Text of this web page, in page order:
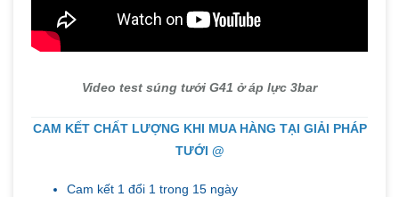
Video test súng tưới G41 ở áp lực 3bar
CAM KẾT CHẤT LƯỢNG KHI MUA HÀNG TẠI GIẢI PHÁP
TƯỚI @
Cam kết 1 đổi 1 trong 15 ngày